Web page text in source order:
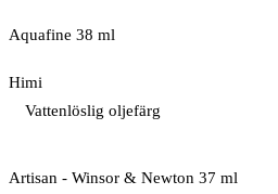
Aquafine 38 ml
Himi
Vattenlöslig oljefärg
Artisan - Winsor & Newton 37 ml